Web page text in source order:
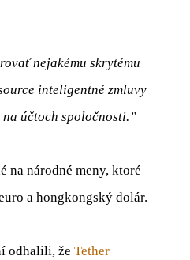
nejakému skrytému
inteligentné zmluvy
účtoch spoločnosti.”
na národné meny, ktoré
a hongkongský dolár.
odhalili, že Tether